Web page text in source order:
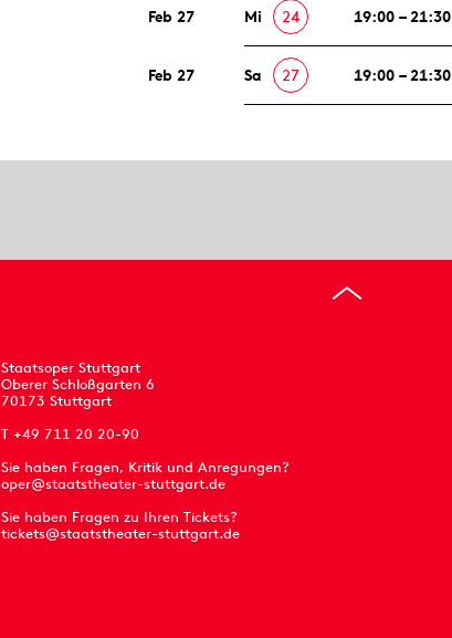
Feb 27 Mi 24 19:00 – 21:30
Feb 27 Sa 27 19:00 – 21:30
Staatsoper Stuttgart
Oberer Schloßgarten 6
70173 Stuttgart
T +49 711 20 20-90
Sie haben Fragen, Kritik und Anregungen?
oper@staatstheater-stuttgart.de
Sie haben Fragen zu Ihren Tickets?
tickets@staatstheater-stuttgart.de